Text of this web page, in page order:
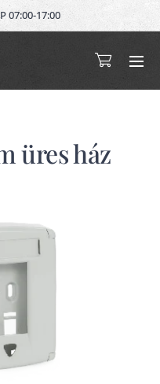
07:00-17:00
üres ház